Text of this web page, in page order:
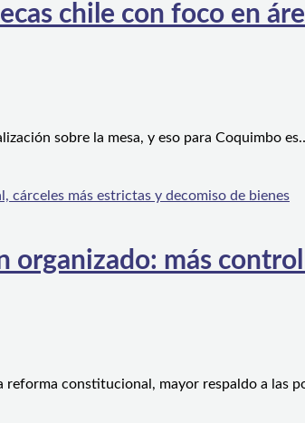
chile con foco en
sobre la mesa, y eso para Coquimbo
organizado: más
reforma constitucional, mayor respaldo a las